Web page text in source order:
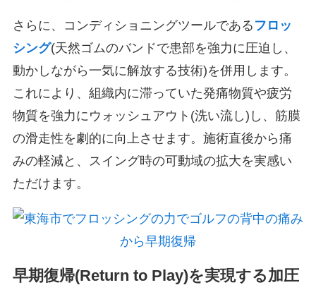
さらに、コンディショニングツールである フロッ
シング(天然ゴムのバンドで患部を強力に圧迫し、
動かしながら一気に解放する技術)を併用します。
これにより、組織内に滞っていた発痛物質や疲労
物質を強力にウォッシュアウト(洗い流し)し、筋膜
の滑走性を劇的に向上させます。施術直後から痛
みの軽減と、スイング時の可動域の拡大を実感い
ただけます。
早期復帰(Return to Play)を実現する加圧